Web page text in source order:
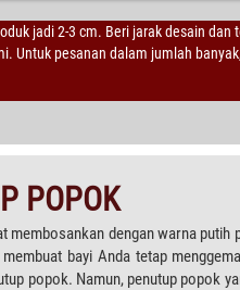
jadi 2-3 cm. Beri jarak desain
Untuk pesanan dalam jumlah
POPOK
membosankan dengan warna putih
bayi Anda tetap
popok. Namun, penutup popok